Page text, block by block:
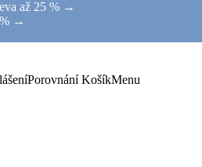
až 25 % →
% →
Porovnání KošíkMenu